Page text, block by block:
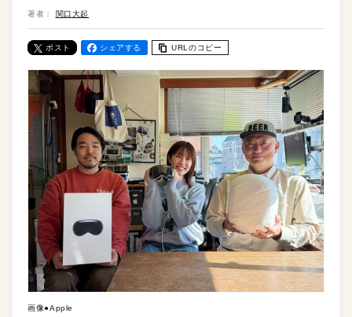
著者： 関口大起
ポスト シェアする URLのコピー
画像●Apple